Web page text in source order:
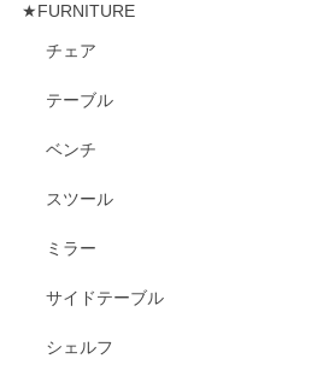
★FURNITURE
チェア
テーブル
ベンチ
スツール
ミラー
サイドテーブル
シェルフ